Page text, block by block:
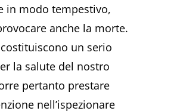
in modo tempestivo,
anche la morte.
costituiscono un serio
la salute del nostro
pertanto prestare
nell’ispezionare